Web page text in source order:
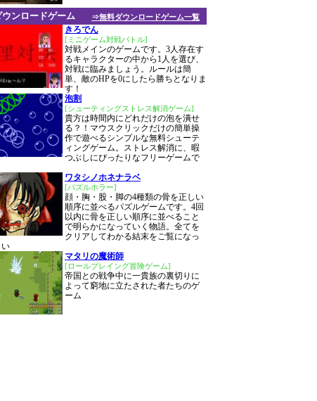
⇒無料ダウンロードゲーム一覧
ウンロードゲーム
きろでん
[ミニゲーム対戦バトル]
対戦メインのゲームです。3人存在す
るキャラクターの中から1人を選び、
対戦に臨みましょう。ルールは簡
単、敵のHPを0にしたら勝ちとなりま
す！
泡割
[シューティングストレス解消ゲーム]
貴方は時間内にどれだけの泡を潰せ
る？！マウスクリックだけの簡単操
作で遊べるシンプルな無料シューテ
ィングゲーム。ストレス解消に、暇
つぶしにぴったりなフリーゲームで
ワタシノホネナラベ
[パズルホラー]
顔・胸・股・脚の4種類の骨を正しい
順序に並べるパズルゲームです。4回
以内に骨を正しい順序に並べること
で明らかになっていく物語。全てを
クリアしてわかる結末をご覧になっ
マタリの魔術師
[ロールプレイング冒険ゲーム]
帝国との戦争中に一貴族の裏切りに
よって窮地に立たされた者たちのゲ
ーム